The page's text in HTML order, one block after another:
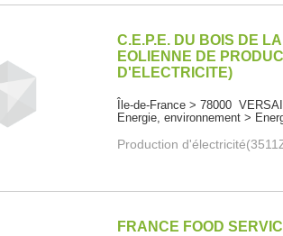
C.E.P.E. DU BOIS DE
EOLIENNE DE
D'ELECTRICITE)
Île-de-France > 78000
Energie, environnement >
Production
FRANCE FOOD